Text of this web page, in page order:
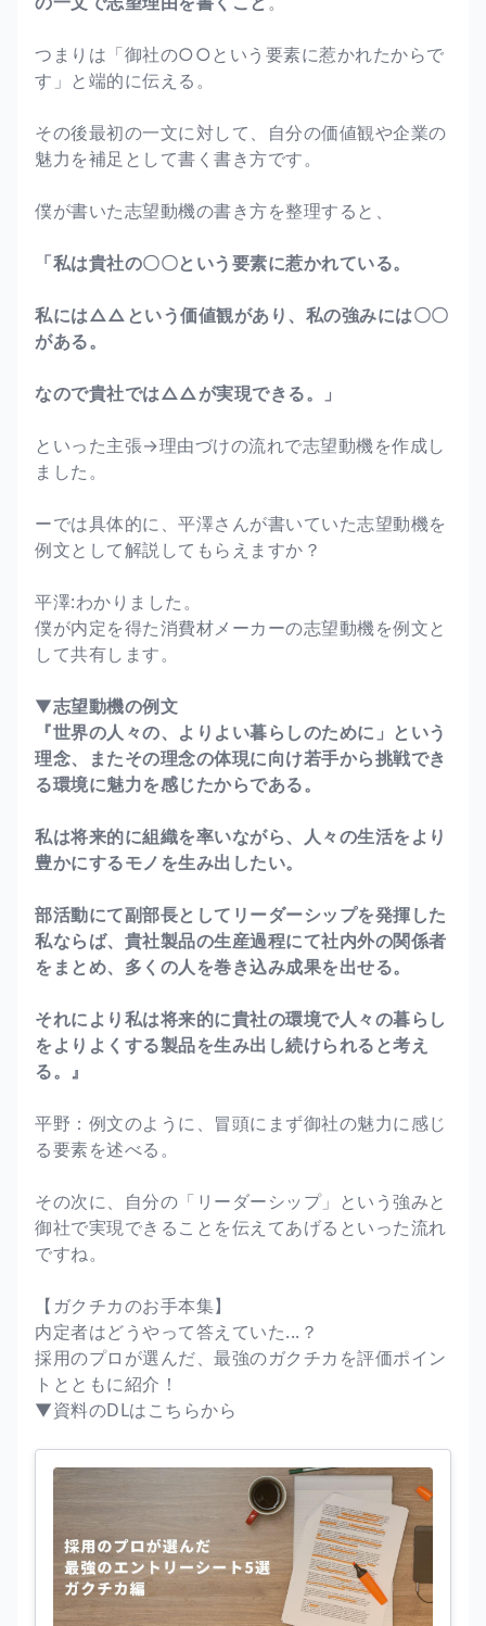
つまりは「御社の○○という要素に惹かれたからで
す」と端的に伝える。
その後最初の一文に対して、自分の価値観や企業の
魅力を補足として書く書き方です。
僕が書いた志望動機の書き方を整理すると、
「私は貴社の〇〇という要素に惹かれている。
私には△△という価値観があり、私の強みには〇〇
がある。
なので貴社では△△が実現できる。」
といった主張→理由づけの流れで志望動機を作成し
ました。
ーでは具体的に、平澤さんが書いていた志望動機を
例文として解説してもらえますか？
平澤:わかりました。
僕が内定を得た消費材メーカーの志望動機を例文と
して共有します。
▼志望動機の例文
『世界の人々の、よりよい暮らしのために」という
理念、またその理念の体現に向け若手から挑戦でき
る環境に魅力を感じたからである。
私は将来的に組織を率いながら、人々の生活をより
豊かにするモノを生み出したい。
部活動にて副部長としてリーダーシップを発揮した
私ならば、貴社製品の生産過程にて社内外の関係者
をまとめ、多くの人を巻き込み成果を出せる。
それにより私は将来的に貴社の環境で人々の暮らし
をよりよくする製品を生み出し続けられると考え
る。』
平野：例文のように、冒頭にまず御社の魅力に感じ
る要素を述べる。
その次に、自分の「リーダーシップ」という強みと
御社で実現できることを伝えてあげるといった流れ
ですね。
【ガクチカのお手本集】
内定者はどうやって答えていた...？
採用のプロが選んだ、最強のガクチカを評価ポイン
トとともに紹介！
▼資料のDLはこちらから